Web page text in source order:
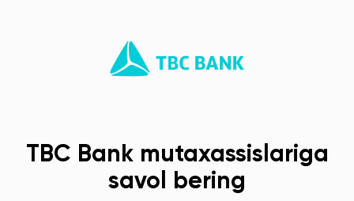
TBC Bank mutaxassislariga
savol bering